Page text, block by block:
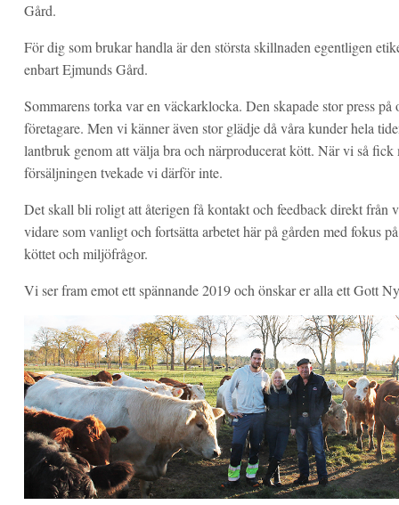
Gård.
För dig som brukar handla är den största skillnaden egentligen
enbart Ejmunds Gård.
Sommarens torka var en väckarklocka. Den skapade stor press på
företagare. Men vi känner även stor glädje då våra kunder hela
lantbruk genom att välja bra och närproducerat kött. När vi så fick
försäljningen tvekade vi därför inte.
Det skall bli roligt att återigen få kontakt och feedback direkt från
vidare som vanligt och fortsätta arbetet här på gården med fokus
köttet och miljöfrågor.
Vi ser fram emot ett spännande 2019 och önskar er alla ett Gott